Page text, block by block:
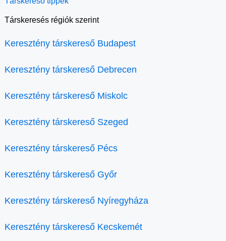
Társkeresés régiók szerint
Keresztény társkereső Budapest
Keresztény társkereső Debrecen
Keresztény társkereső Miskolc
Keresztény társkereső Szeged
Keresztény társkereső Pécs
Keresztény társkereső Győr
Keresztény társkereső Nyíregyháza
Keresztény társkereső Kecskemét